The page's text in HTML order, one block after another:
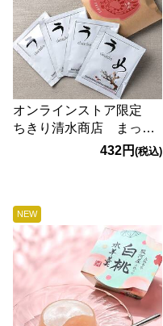
オンラインストア限定
ちきり清水商店 まった
りお茶漬け（ありがとう
432円(税込)
NEW